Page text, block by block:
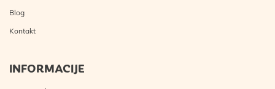
Blog
Kontakt
INFORMACIJE